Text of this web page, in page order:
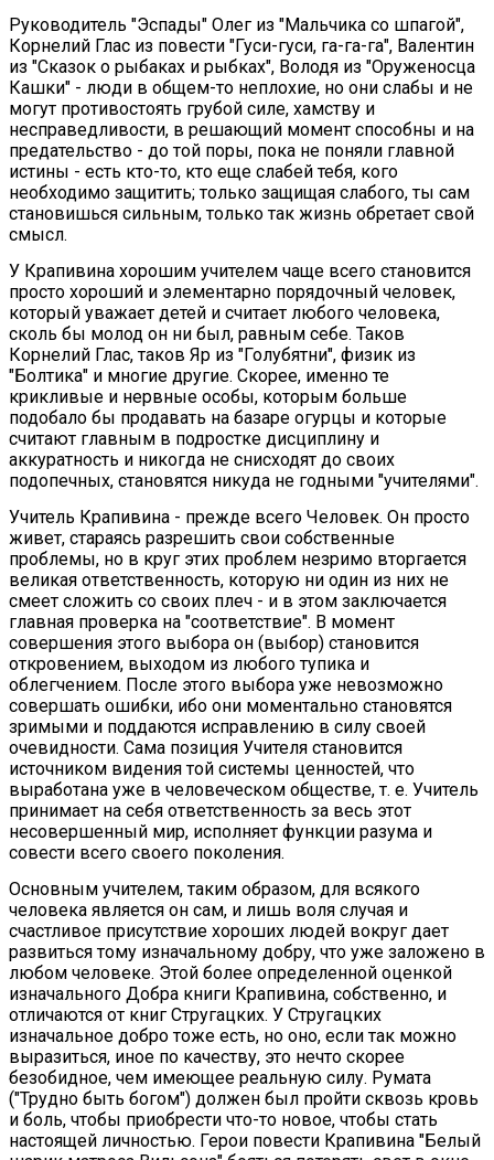
Руководитель "Эспады" Олег из "Мальчика со шпагой",
Корнелий Глас из повести "Гуси-гуси, га-га-га", Валентин
из "Сказок о рыбаках и рыбках", Володя из "Оруженосца
Кашки" - люди в общем-то неплохие, но они слабы и не
могут противостоять грубой силе, хамству и
несправедливости, в решающий момент способны и на
предательство - до той поры, пока не поняли главной
истины - есть кто-то, кто еще слабей тебя, кого
необходимо защитить; только защищая слабого, ты сам
становишься сильным, только так жизнь обретает свой
смысл.
У Крапивина хорошим учителем чаще всего становится
просто хороший и элементарно порядочный человек,
который уважает детей и считает любого человека,
сколь бы молод он ни был, равным себе. Таков
Корнелий Глас, таков Яр из "Голубятни", физик из
"Болтика" и многие другие. Скорее, именно те
крикливые и нервные особы, которым больше
подобало бы продавать на базаре огурцы и которые
считают главным в подростке дисциплину и
аккуратность и никогда не снисходят до своих
подопечных, становятся никуда не годными "учителями".
Учитель Крапивина - прежде всего Человек. Он просто
живет, стараясь разрешить свои собственные
проблемы, но в круг этих проблем незримо вторгается
великая ответственность, которую ни один из них не
смеет сложить со своих плеч - и в этом заключается
главная проверка на "соответствие". В момент
совершения этого выбора он (выбор) становится
откровением, выходом из любого тупика и
облегчением. После этого выбора уже невозможно
совершать ошибки, ибо они моментально становятся
зримыми и поддаются исправлению в силу своей
очевидности. Сама позиция Учителя становится
источником видения той системы ценностей, что
выработана уже в человеческом обществе, т. е. Учитель
принимает на себя ответственность за весь этот
несовершенный мир, исполняет функции разума и
совести всего своего поколения.
Основным учителем, таким образом, для всякого
человека является он сам, и лишь воля случая и
счастливое присутствие хороших людей вокруг дает
развиться тому изначальному добру, что уже заложено в
любом человеке. Этой более определенной оценкой
изначального Добра книги Крапивина, собственно, и
отличаются от книг Стругацких. У Стругацких
изначальное добро тоже есть, но оно, если так можно
выразиться, иное по качеству, это нечто скорее
безобидное, чем имеющее реальную силу. Румата
("Трудно быть богом") должен был пройти сквозь кровь
и боль, чтобы приобрести что-то новое, чтобы стать
настоящей личностью. Герои повести Крапивина "Белый